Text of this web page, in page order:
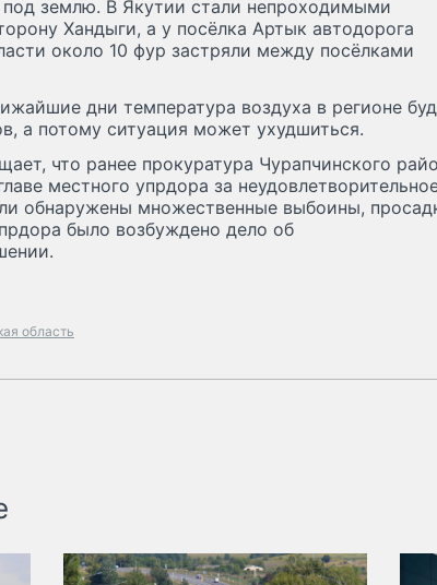
землю. В Якутии стали непроходимыми
Хандыги, а у посёлка Артык автодорога
около 10 фур застряли между посёлками
дни температура воздуха в регионе
а потому ситуация может ухудшиться.
что ранее прокуратура Чурапчинского
местного упрдора за
обнаружены множественные выбоины,
было возбуждено дело об
область